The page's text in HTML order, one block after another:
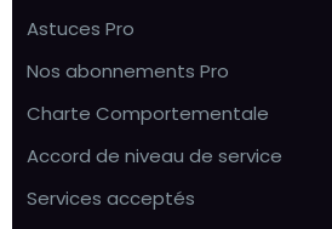
Astuces Pro
Nos abonnements Pro
Charte Comportementale
Accord de niveau de service
Services acceptés